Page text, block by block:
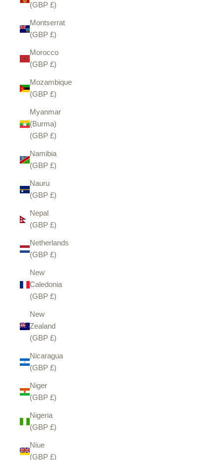
(GBP £)
Montserrat
(GBP £)
Morocco
(GBP £)
Mozambique
(GBP £)
Myanmar
(Burma)
(GBP £)
Namibia
(GBP £)
Nauru
(GBP £)
Nepal
(GBP £)
Netherlands
(GBP £)
New
Caledonia
(GBP £)
New
Zealand
(GBP £)
Nicaragua
(GBP £)
Niger
(GBP £)
Nigeria
(GBP £)
Niue
(GBP £)